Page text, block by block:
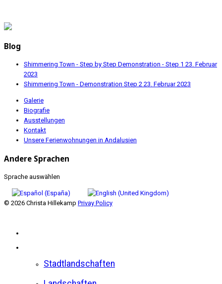
Blog
Shimmering Town - Step by Step Demonstration - Step 1 23. Februar
2023
Shimmering Town - Demonstration Step 2 23. Februar 2023
Galerie
Biografie
Ausstellungen
Kontakt
Unsere Ferienwohnungen in Andalusien
Andere Sprachen
Sprache auswählen
© 2026 Christa Hillekamp Privay Policy
Stadtlandschaften